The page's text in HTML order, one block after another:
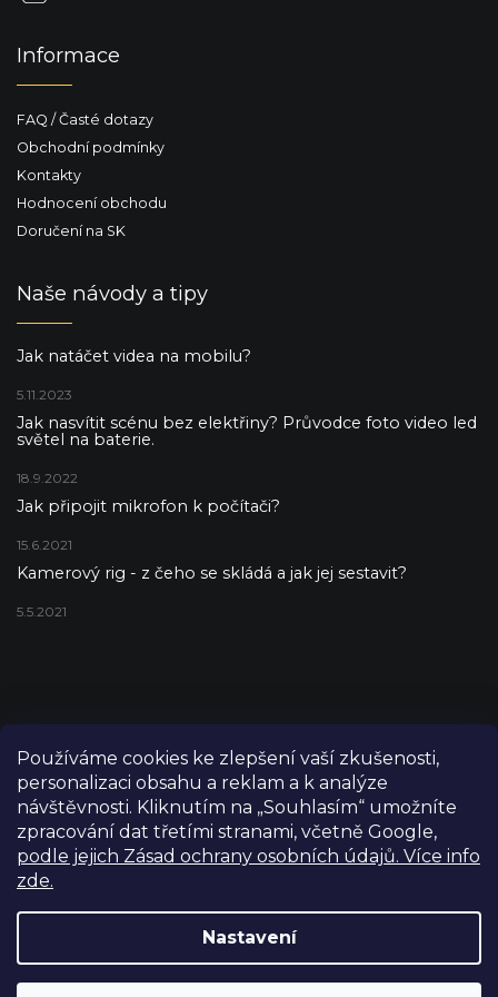
Používáme cookies ke zlepšení vaší zkušenosti,
personalizaci obsahu a reklam a k analýze
návštěvnosti. Kliknutím na „Souhlasím“ umožníte
zpracování dat třetími stranami, včetně Google,
podle jejich Zásad ochrany osobních údajů. Více info
zde.
Nastavení
Informace
FAQ / Časté dotazy
Obchodní podmínky
Kontakty
Hodnocení obchodu
Doručení na SK
Naše návody a tipy
Jak natáčet videa na mobilu?
5.11.2023
Jak nasvítit scénu bez elektřiny? Průvodce foto video led
světel na baterie.
18.9.2022
Jak připojit mikrofon k počítači?
15.6.2021
Kamerový rig - z čeho se skládá a jak jej sestavit?
5.5.2021
Copyright 2026FILM-TECHNIKA. Všechna práva vyhrazena.
Upravit nastavení cookies